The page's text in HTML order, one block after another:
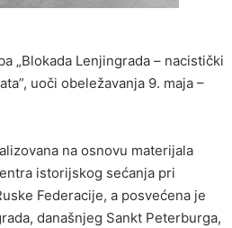
„Blokada Lenjingrada – nacistički
uoči obeležavanja 9. maja –
na osnovu materijala
istorijskog sećanja pri
Federacije, a posvećena je
današnjeg Sankt Peterburga,